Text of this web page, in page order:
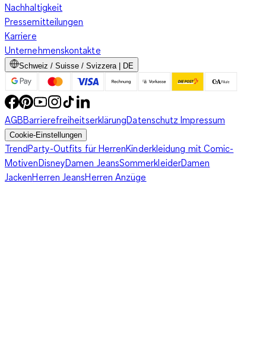
Nachhaltigkeit
Pressemitteilungen
Karriere
Unternehmenskontakte
Schweiz / Suisse / Svizzera | DE
AGBBarrierefreiheitserklärungDatenschutzImpressum
Cookie-Einstellungen
TrendParty-Outfits für HerrenKinderkleidung mit Comic-
MotivenDisneyDamen JeansSommerkleiderDamen
JackenHerren JeansHerren Anzüge